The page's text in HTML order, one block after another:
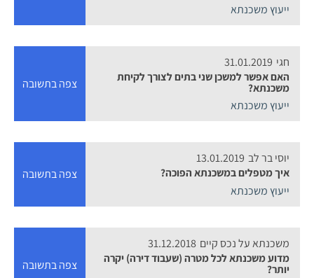
ייעוץ משכנתא
חגי 31.01.2019
האם אפשר למשכן שני בתים לצורך לקיחת
משכנתא?
ייעוץ משכנתא
צפה בתשובה
יוסי בר לב 13.01.2019
איך מטפלים במשכנתא הפוכה?
ייעוץ משכנתא
צפה בתשובה
משכנתא על נכס קיים 31.12.2018
מדוע משכנתא לכל מטרה (שעבוד דירה) יקרה
יותר?
צפה בתשובה